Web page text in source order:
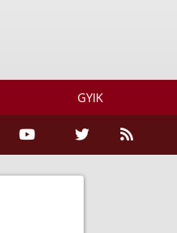
GYIK